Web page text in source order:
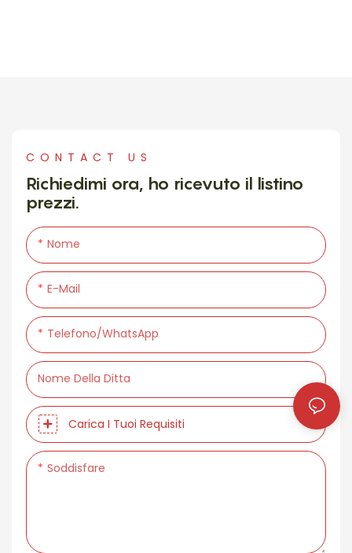
CONTACT US
Richiedimi ora, ho ricevuto il listino
prezzi.
Nome
E-Mail
Telefono/WhatsApp
Nome Della Ditta
Carica I Tuoi Requisiti
Soddisfare